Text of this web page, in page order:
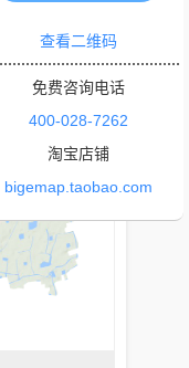
查看二维码
免费咨询电话
400-028-7262
淘宝店铺
bigemap.taobao.com